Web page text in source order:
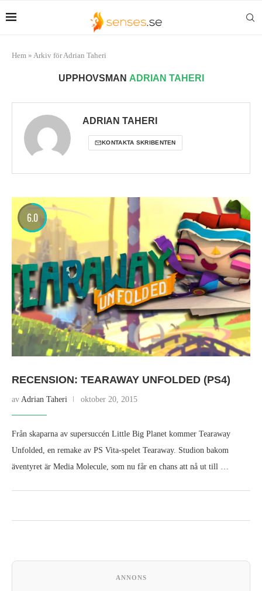
Hem » Arkiv för Adrian Taheri
UPPHOVSMAN ADRIAN TAHERI
ADRIAN TAHERI
KONTAKTA SKRIBENTEN
6.0
RECENSION: TEARAWAY UNFOLDED (PS4)
av Adrian Taheri oktober 20, 2015
Från skaparna av supersuccén Little Big Planet kommer Tearaway
Unfolded, en remake av PS Vita-spelet Tearaway. Studion bakom
äventyret är Media Molecule, som nu får en chans att nå ut till …
ANNONS